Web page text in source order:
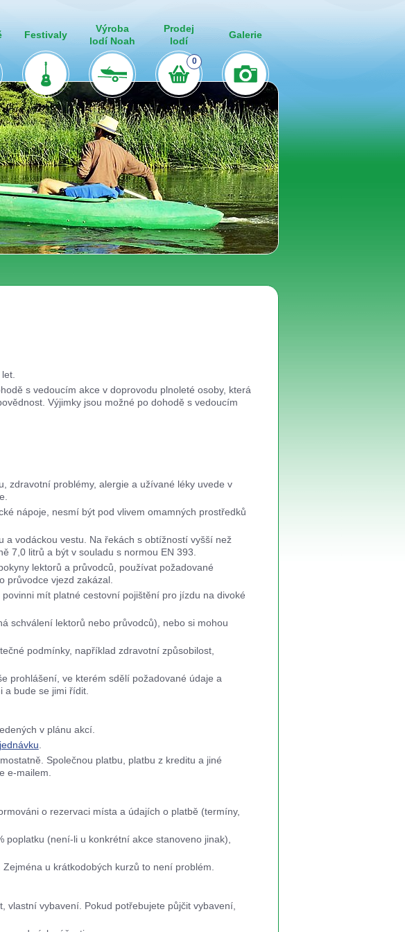
Festivaly
Výroba
lodí Noah
Prodej
lodí
0
Galerie
s vedoucím akce v doprovodu plnoleté osoby, která
Výjimky jsou možné po dohodě s vedoucím
zdravotní problémy, alergie a užívané léky uvede v
nápoje, nesmí být pod vlivem omamných prostředků
a vodáckou vestu. Na řekách s obtížností vyšší než
7,0 litrů a být v souladu s normou EN 393.
lektorů a průvodců, používat požadované
průvodce vjezd zakázal.
mít platné cestovní pojištění pro jízdu na divoké
schválení lektorů nebo průvodců), nebo si mohou
podmínky, například zdravotní způsobilost,
prohlášení, ve kterém sdělí požadované údaje a
a bude se jimi řídit.
v plánu akcí.
Společnou platbu, platbu z kreditu a jiné
e-mailem.
o rezervaci místa a údajích o platbě (termíny,
(není-li u konkrétní akce stanoveno jinak),
u krátkodobých kurzů to není problém.
vlastní vybavení. Pokud potřebujete půjčit vybavení,